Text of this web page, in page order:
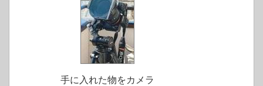
手に入れた物をカメラ